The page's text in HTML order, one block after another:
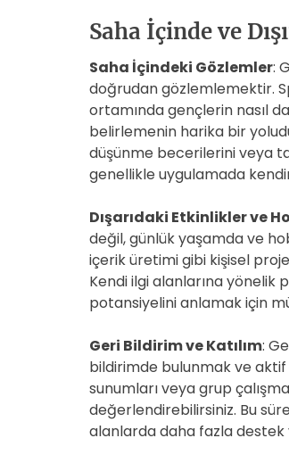
Saha İçinde ve
Saha İçindeki Gözlemler:
doğrudan gözlemlemektir.
ortamında gençlerin nasıl
belirlemenin harika bir
düşünme becerilerini veya
genellikle uygulamada
Dışarıdaki Etkinlikler ve
değil, günlük yaşamda ve
içerik üretimi gibi kişisel
Kendi ilgi alanlarına yönelik
potansiyelini anlamak için
Geri Bildirim ve Katılım:
bildirimde bulunmak ve aktif
sunumları veya grup
değerlendirebilirsiniz. Bu
alanlarda daha fazla